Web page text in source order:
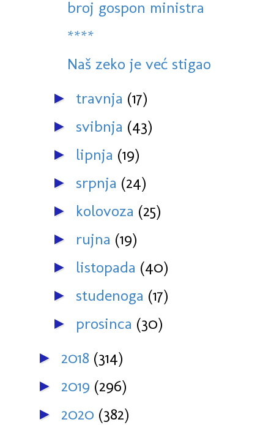
broj gospon ministra
****
Naš zeko je već stigao
► travnja (17)
► svibnja (43)
► lipnja (19)
► srpnja (24)
► kolovoza (25)
► rujna (19)
► listopada (40)
► studenoga (17)
► prosinca (30)
► 2018 (314)
► 2019 (296)
► 2020 (382)